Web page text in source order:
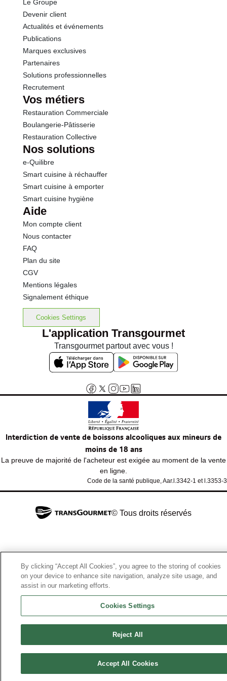
Le Groupe
Devenir client
Actualités et événements
Publications
Marques exclusives
Partenaires
Solutions professionnelles
Recrutement
Vos métiers
Restauration Commerciale
Boulangerie-Pâtisserie
Restauration Collective
Nos solutions
e-Quilibre
Smart cuisine à réchauffer
Smart cuisine à emporter
Smart cuisine hygiène
Aide
Mon compte client
Nous contacter
FAQ
Plan du site
CGV
Mentions légales
Signalement éthique
Cookies Settings
L'application Transgourmet
Transgourmet partout avec vous !
Interdiction de vente de boissons alcooliques aux mineurs de
moins de 18 ans
La preuve de majorité de l'acheteur est exigée au moment de la vente
en ligne.
Code de la santé publique, Aar.l.3342-1 et l.3353-3
© Tous droits réservés
By clicking “Accept All Cookies”, you agree to the storing of cookies
on your device to enhance site navigation, analyze site usage, and
assist in our marketing efforts.
Cookies Settings
Reject All
Accept All Cookies